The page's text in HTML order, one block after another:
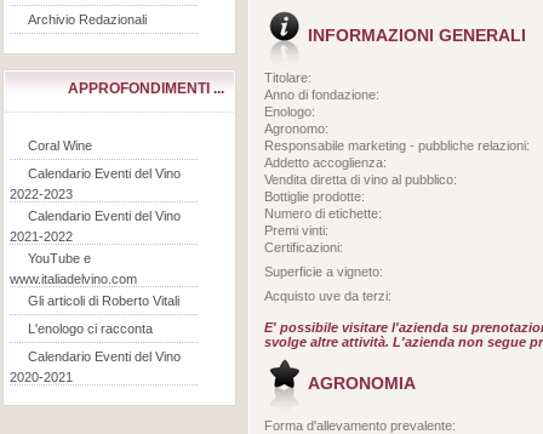
Archivio Redazionali
APPROFONDIMENTI ...
Coral Wine
Calendario Eventi del Vino
2022-2023
Calendario Eventi del Vino
2021-2022
YouTube e
www.italiadelvino.com
Gli articoli di Roberto Vitali
L'enologo ci racconta
Calendario Eventi del Vino
2020-2021
INFORMAZIONI GENERALI
Titolare:
Anno di fondazione:
Enologo:
Agronomo:
Responsabile marketing - pubbliche relazioni:
Addetto accoglienza:
Vendita diretta di vino al pubblico:
Bottiglie prodotte:
Numero di etichette:
Premi vinti:
Certificazioni:
Superficie a vigneto:
Acquisto uve da terzi:
E' possibile visitare l'azienda su
svolge altre attività. L'azienda non segue
AGRONOMIA
Forma d'allevamento prevalente: